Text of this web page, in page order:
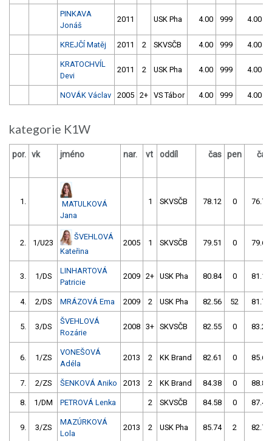
PINKAVA
Jonáš
2011 USK Pha 4.00 999 4.00
KREJČÍ Matěj 2011 2 SKVSČB 4.00 999 4.00
KRATOCHVÍL
Devi
2011 2 USK Pha 4.00 999 4.00
NOVÁK Václav 2005 2+ VS Tábor 4.00 999 4.00
kategorie K1W
por. vk jméno nar. vt oddíl čas pen čas
1.
MATULKOVÁ
Jana
1 SKVSČB 78.12 0 76.75
2. 1/U23
ŠVEHLOVÁ
Kateřina
2005 1 SKVSČB 79.51 0 79.63
3. 1/DS
LINHARTOVÁ
Patricie
2009 2+ USK Pha 80.84 0 81.17
4. 2/DS MRÁZOVÁ Ema 2009 2 USK Pha 82.56 52 81.74
5. 3/DS
ŠVEHLOVÁ
Rozárie
2008 3+ SKVSČB 82.55 0 83.22
6. 1/ZS
VONEŠOVÁ
Adéla
2013 2 KK Brand 82.61 0 85.69
7. 2/ZS ŠENKOVÁ Aniko 2013 2 KK Brand 84.38 0 88.83
8. 1/DM PETROVÁ Lenka 2 SKVSČB 84.58 0 87.48
9. 3/ZS
MAZÚRKOVÁ
Lola
2013 2 USK Pha 85.74 2 82.77